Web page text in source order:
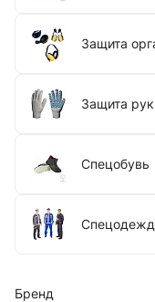
Защита
Защита рук
Спецобувь
Бренд